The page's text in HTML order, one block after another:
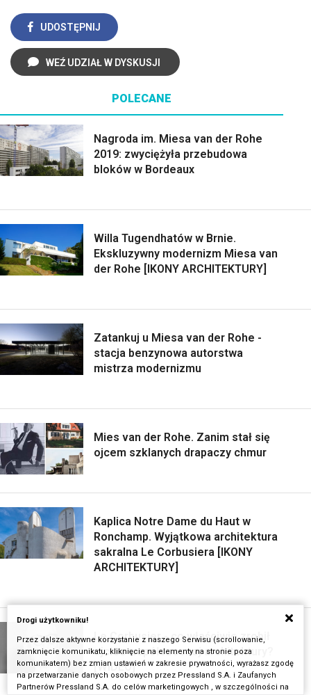
UDOSTĘPNIJ
WEŹ UDZIAŁ W DYSKUSJI
POLECANE
Nagroda im. Miesa van der Rohe
2019: zwyciężyła przebudowa
bloków w Bordeaux
Willa Tugendhatów w Brnie.
Ekskluzywny modernizm Miesa van
der Rohe [IKONY ARCHITEKTURY]
Zatankuj u Miesa van der Rohe -
stacja benzynowa autorstwa
mistrza modernizmu
Mies van der Rohe. Zanim stał się
ojcem szklanych drapaczy chmur
Kaplica Notre Dame du Haut w
Ronchamp. Wyjątkowa architektura
sakralna Le Corbusiera [IKONY
ARCHITEKTURY]
Le Corbusier - co właściwie zrobił
ojciec współczesnej architektury?
[WIDEO]
Drogi użytkowniku!
Przez dalsze aktywne korzystanie z naszego Serwisu (scrollowanie,
zamknięcie komunikatu, kliknięcie na elementy na stronie poza
komunikatem) bez zmian ustawień w zakresie prywatności, wyrażasz zgodę
na przetwarzanie danych osobowych przez Pressland S.A. i Zaufanych
Partnerów Pressland S.A. do celów marketingowych , w szczególności na